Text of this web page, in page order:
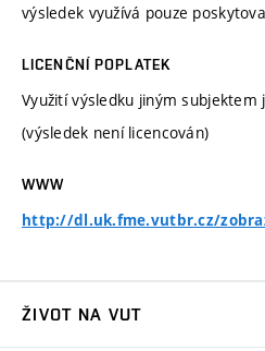
výsledek využívá pouze
LICENČNÍ POPLATEK
Využití výsledku jiným subjektem
(výsledek není licencován)
WWW
http://dl.uk.fme.vutbr.cz/
ŽIVOT NA VUT